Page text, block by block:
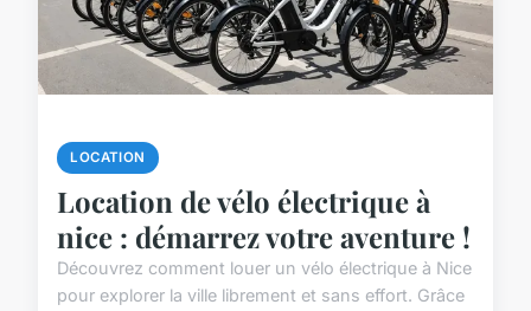
LOCATION
Location de vélo électrique à
nice : démarrez votre aventure !
Découvrez comment louer un vélo électrique à Nice
pour explorer la ville librement et sans effort. Grâce